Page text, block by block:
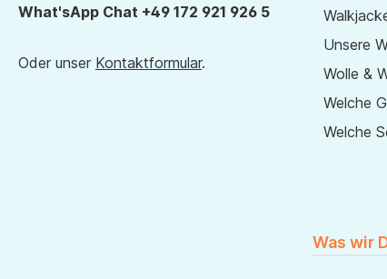
What'sApp Chat +49 172 921 926 5
Oder unser Kontaktformular.
Unsere
Wolle &
Welche
Welche
Was wir